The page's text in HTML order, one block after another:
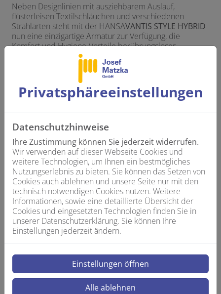
Neben Designlinien mit ausziehbarem Auslauf,
flüsterleisen Textilschläuchen und verschiedenen
Strahlarten steht mit der HANSAVANTIS STYLE HYBRID
nun eine einzigartige Armatur zur Verfügung, die
Komfort und Hygiene-Vorteile berührungsloser
Bedienung mit den gewohnten Einstelloptionen eines
Hebelmischers verbindet. Daraus entsteht ein
Nutzungs-Interface neuer Generation, das perfekt zu
den veränderten Gewohnheiten moderner Küchen
passt.
Privatsphäre­einstellungen
Datenschutzhinweise
Ihre Zustimmung können Sie jederzeit widerrufen.
Wir verwenden auf dieser Webseite Cookies und
weitere Technologien, um Ihnen ein bestmögliches
Nutzungserlebnis zu bieten. Sie können das Setzen von
Cookies auch ablehnen und unsere Seite nur mit den
technisch notwendigen Cookies nutzen. Weitere
Informationen, sowie eine detaillierte Übersicht der
Cookies und eingesetzten Technologien finden Sie in
unserer Datenschutzerklärung. Sie können Ihre
Einstellungen jederzeit ändern.
Einstellungen öffnen
Alle ablehnen